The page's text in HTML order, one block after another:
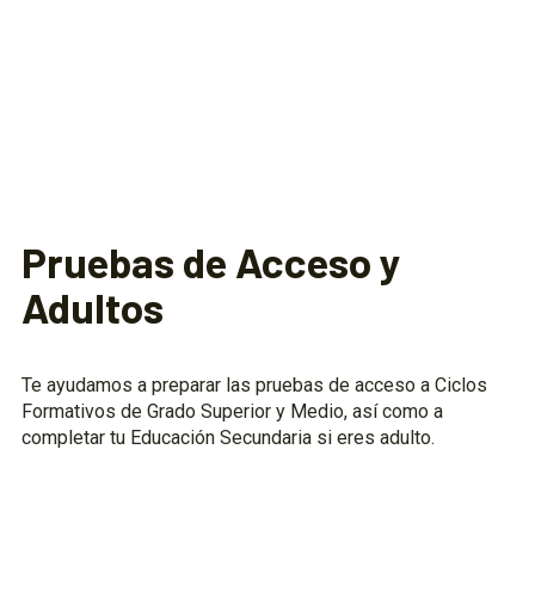
Pruebas de Acceso y
Adultos
Te ayudamos a preparar las pruebas de acceso a Ciclos
Formativos de Grado Superior y Medio, así como a
completar tu Educación Secundaria si eres adulto.